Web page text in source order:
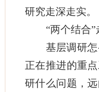
研究走深走实。
“两个结合
基层调研
正在推进的重
研什么问题，